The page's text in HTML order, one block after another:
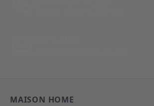
MAISON HOME